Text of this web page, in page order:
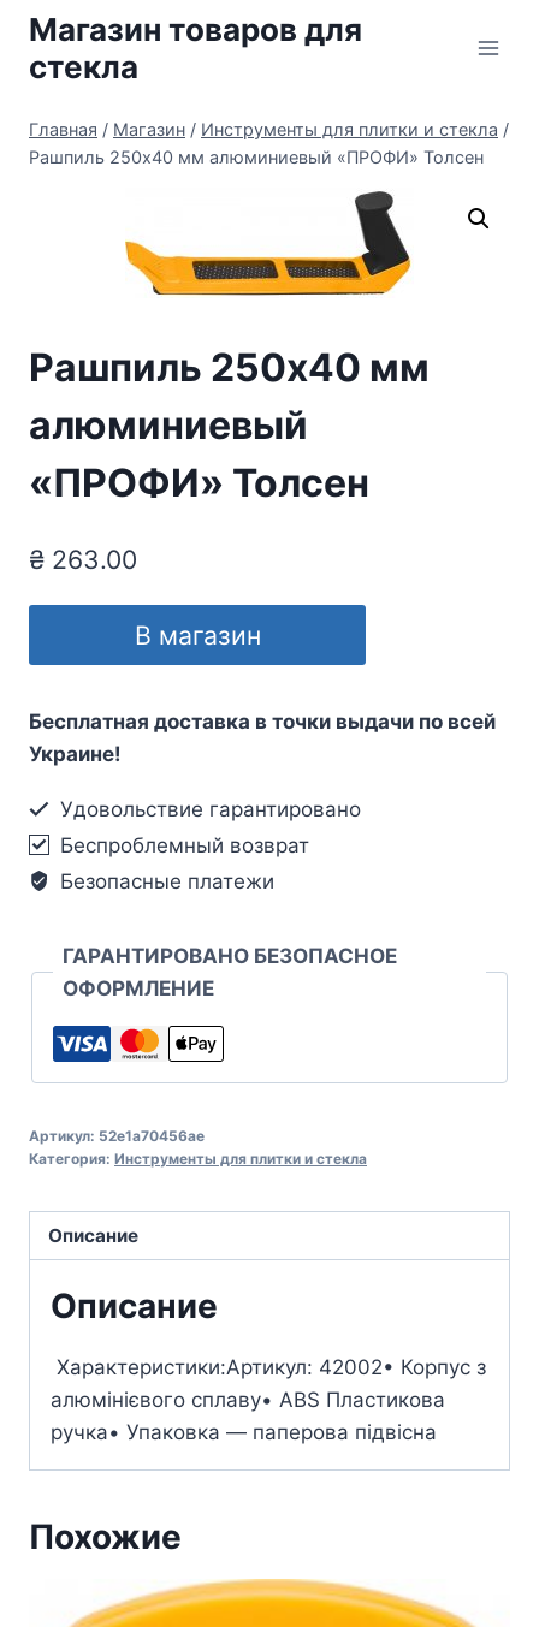
Перейти
содержимому
Магазин товаров для
стекла
Главная / Магазин / Инструменты для плитки и стекла /
Рашпиль 250х40 мм алюминиевый «ПРОФИ» Толсен
Рашпиль 250х40 мм
алюминиевый
«ПРОФИ» Толсен
₴ 263.00
В магазин
Бесплатная доставка в точки выдачи по всей
Украине!
Удовольствие гарантировано
Беспроблемный возврат
Безопасные платежи
ГАРАНТИРОВАНО БЕЗОПАСНОЕ
ОФОРМЛЕНИЕ
Артикул: 52e1a70456ae
Категория: Инструменты для плитки и стекла
Описание
Описание
Характеристики:Артикул: 42002• Корпус з
алюмінієвого сплаву• ABS Пластикова
ручка• Упаковка — паперова підвісна
Похожие